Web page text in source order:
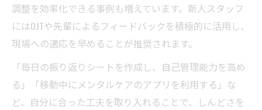
調整を効率化できる事例も増えています。新人スタッフ
にはOJTや先輩によるフィードバックを積極的に活用し、
現場への適応を早めることが推奨されます。
「毎日の振り返りシートを作成し、自己管理能力を高め
る」「移動中にメンタルケアのアプリを利用する」な
ど、自分に合った工夫を取り入れることで、しんどさを